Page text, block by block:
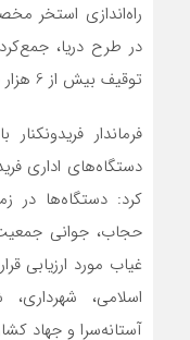
راه‌اندازی استخر
در طرح دریا،
توقیف بیش از 6 هزار خودرو کشف حجاب بوده است.
فرماندار
دستگاه‌های اداری
کرد: دستگاه‌ها در
حجاب، جوانی
غیاب مورد ارزیابی
اسلامی،
آستانه‌سرا و جهاد